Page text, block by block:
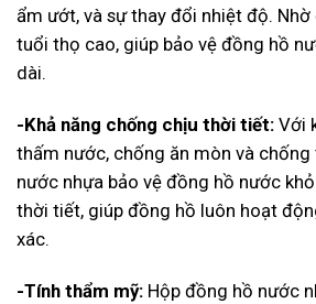
ẩm ướt, và sự thay đổi nhiệt độ. Nhờ
tuổi thọ cao, giúp bảo vệ đồng hồ
dài.
-Khả năng chống chịu thời tiết: Với
thấm nước, chống ăn mòn và chống
nước nhựa bảo vệ đồng hồ nước
thời tiết, giúp đồng hồ luôn hoạt
xác.
-Tính thẩm mỹ: Hộp đồng hồ nước